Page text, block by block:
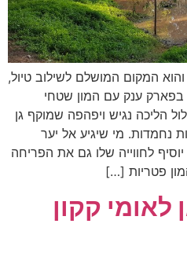
המקום המושלם לשילוב טיול,
בפארק ענק עם המון שטחי
הליכה נגיש ויפהפה שמוקף גן
נחמדות. מי שיגיע אל יער
לחווייה שלו גם את הפריחה
פטריות […]
לאומי קקון